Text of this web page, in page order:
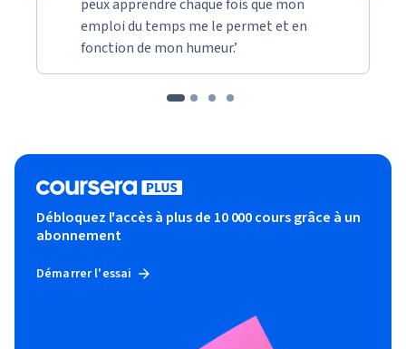
companies including Disney, Warner Brothers, Cartoon
Network, Sony Pictures, Mattel, and DC Comics. Based in
personal growth, guided by his motto: “Do not compare
yourself to your role models. Work hard and wait for the
moment when others will compare themselves to you.”
peux apprendre chaque fois que mon
emploi du temps me le permet et en
fonction de mon humeur.’
Débloquez l'accès à plus de 10 000 cours grâce à un
abonnement
Démarrer l'essai